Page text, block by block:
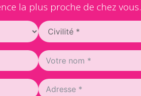
la plus proche de chez vous.